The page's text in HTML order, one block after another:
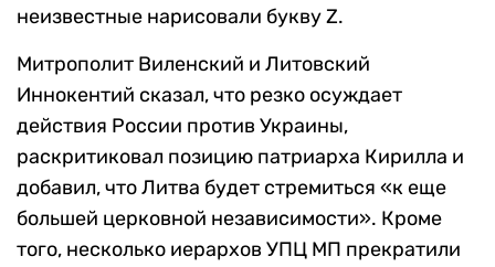
неизвестные нарисовали букву Z.
Митрополит Виленский и Литовский
Иннокентий сказал, что резко осуждает
действия России против Украины,
раскритиковал позицию патриарха Кирилла и
добавил, что Литва будет стремиться «к еще
большей церковной независимости». Кроме
того, несколько иерархов УПЦ МП прекратили